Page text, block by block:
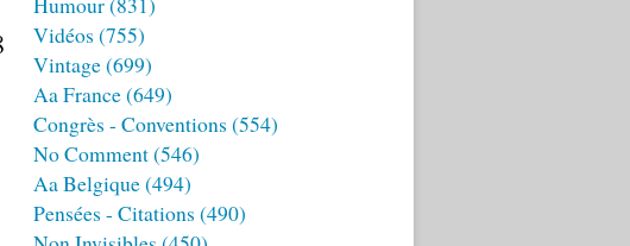
Vidéos (755)
Vintage(699)
Aa France(649)
Congrès - Conventions (554)
No Comment(546)
Aa Belgique(494)
Pensées - Citations (490)